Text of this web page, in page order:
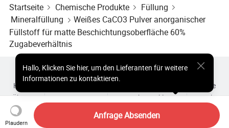
XIMI ist ein führender Hersteller von Bariumsulfat in China
mit 10 Jahren Erfahrung. Wir haben unsere eigenen
Baritminen und Fabrik, die uns ermöglicht, Ihnen stabile
gute Qualität und wettbewerbsfähigen Preis bieten. Mit
3 Produktionslinien beträgt unsere Produktionskapazität
8000 MT monatlich.
Unsere Erfahrung, Zuverlässigkeit und Qualität sowie
Startseite Chemische Produkte
Füllung
Mineralfüllung
Weißes CaCO3 Pulver anorganischer
Füllstoff für matte Beschichtungsoberfläche 60%
Zugabeverhältnis
Plaudern
Anfrage Absenden
Hallo, Klicken Sie hier, um den Lieferanten für weitere
Informationen zu kontaktieren.
Heiße Produkte
Heiße Produkte Preis
Heiße Großhandelsprodukte
Einblicke
Über uns
Nutzungsvertrag Datenschutzerklärung
Kontakt
Copyright © 2026 Focus Technology Co., Ltd. All Rights Reserved